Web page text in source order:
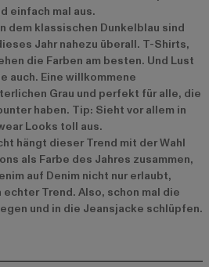
einfach mal aus.
dem klassischen Dunkelblau sind
Jahr nahezu überall. T-Shirts,
die Farben am besten. Und Lust
auch. Eine willkommene
Grau und perfekt für alle, die
haben. Tip: Sieht vor allem in
Looks toll aus.
hängt dieser Trend mit der Wahl
als Farbe des Jahres zusammen,
auf Denim nicht nur erlaubt,
echter Trend. Also, schon mal die
und in die Jeansjacke schlüpfen.